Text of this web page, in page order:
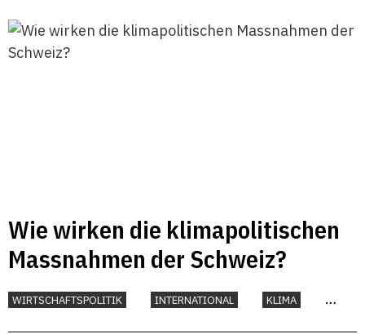
Wie wirken die klimapolitischen
Massnahmen der Schweiz?
WIRTSCHAFTSPOLITIK INTERNATIONAL
KLIMA